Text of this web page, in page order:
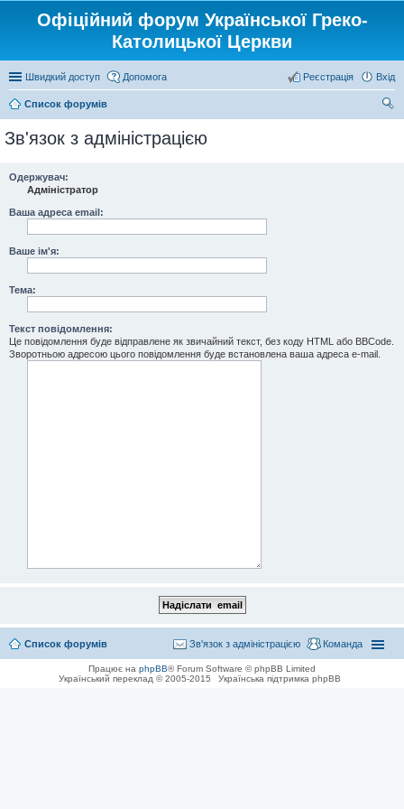
Офіційний форум Української Греко-
Католицької Церкви
Швидкий доступ Допомога Вхід
Реєстрація
Список форумів
Зв'язок з адміністрацією
Одержувач:
Адміністратор
Ваша адреса email:
Ваше ім'я:
Тема:
Текст повідомлення:
Це повідомлення буде відправлене як звичайний текст, без коду HTML або BBCode.
Зворотньою адресою цього повідомлення буде встановлена ваша адреса e-mail.
Список форумів Команда
Зв'язок з адміністрацією
Працює на phpBB® Forum Software © phpBB Limited
Український переклад © 2005-2015
Українська підтримка phpBB